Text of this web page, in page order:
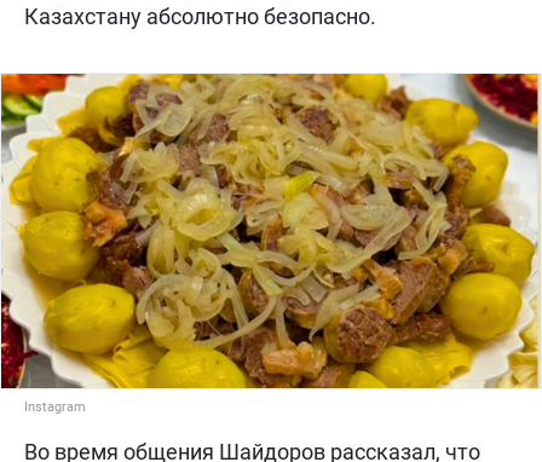
Казахстану абсолютно безопасно.
Instagram
Во время общения Шайдоров рассказал, что